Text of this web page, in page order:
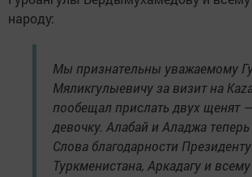
народу:
Мы признательны уважаемому
Мяликгулыевичу за визит на
пообещал прислать двух щенят
девочку. Алабай и Аладжа
Слова благодарности Президенту
Туркменистана, Аркадагу и